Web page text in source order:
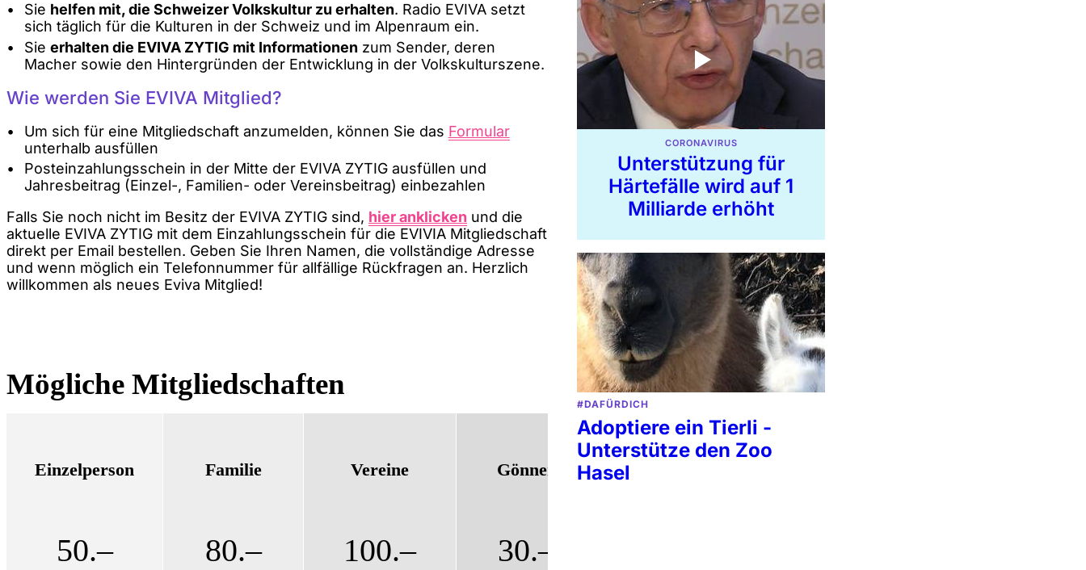
Sie helfen mit, die Schweizer Volkskultur zu erhalten. Radio EVIVA setzt
sich täglich für die Kulturen in der Schweiz und im Alpenraum ein.
Sie erhalten die EVIVA ZYTIG mit Informationen zum Sender, deren
Macher sowie den Hintergründen der Entwicklung in der Volkskulturszene.
Wie werden Sie EVIVA Mitglied?
Um sich für eine Mitgliedschaft anzumelden, können Sie das Formular
unterhalb ausfüllen
Posteinzahlungsschein in der Mitte der EVIVA ZYTIG ausfüllen und
Jahresbeitrag (Einzel-, Familien- oder Vereinsbeitrag) einbezahlen
Falls Sie noch nicht im Besitz der EVIVA ZYTIG sind, hier anklicken und die
aktuelle EVIVA ZYTIG mit dem Einzahlungsschein für die EVIVIA Mitgliedschaft
direkt per Email bestellen. Geben Sie Ihren Namen, die vollständige Adresse
und wenn möglich ein Telefonnummer für allfällige Rückfragen an. Herzlich
willkommen als neues Eviva Mitglied!
Mögliche Mitgliedschaften
Einzelperson
50.–
Familie
80.–
Vereine
100.–
Gönner
30.–
CORONAVIRUS
Unterstützung für
Härtefälle wird auf 1
Milliarde erhöht
#DAFÜRDICH
Adoptiere ein Tierli -
Unterstütze den Zoo
Hasel